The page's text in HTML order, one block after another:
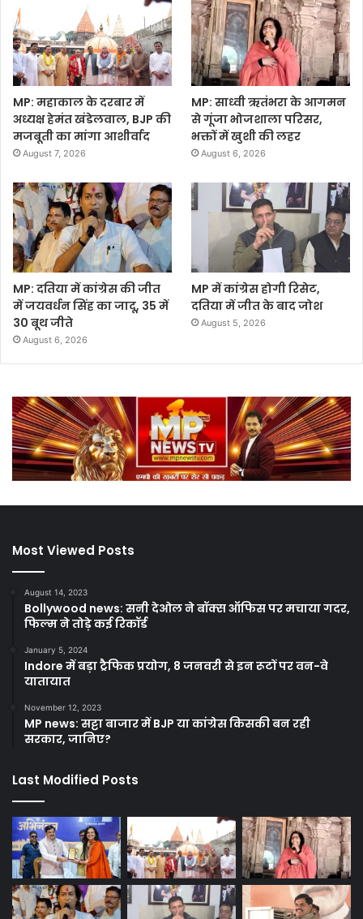
MP: महाकाल के दरबार में
अध्यक्ष हेमंत खंडेलवाल, BJP की
मजबूती का मांगा आशीर्वाद
August 7, 2026
MP: साध्वी ऋतंभरा के आगमन
से गूंजा भोजशाला परिसर,
भक्तों में खुशी की लहर
August 6, 2026
MP: दतिया में कांग्रेस की जीत
में जयवर्धन सिंह का जादू, 35 में
30 बूथ जीते
August 6, 2026
MP में कांग्रेस होगी रिसेट,
दतिया में जीत के बाद जोश
August 5, 2026
Most Viewed Posts
August 14, 2023
Bollywood news: सनी देओल ने बॉक्स ऑफिस पर मचाया गदर,
फिल्म ने तोड़े कई रिकॉर्ड
January 5, 2024
Indore में बड़ा ट्रैफिक प्रयोग, 8 जनवरी से इन रूटों पर वन-वे
यातायात
November 12, 2023
MP news: सट्टा बाजार में BJP या कांग्रेस किसकी बन रही
सरकार, जानिए?
Last Modified Posts